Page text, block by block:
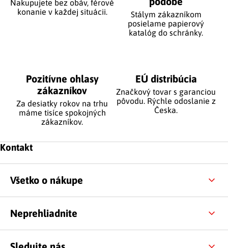
Nakupujete bez obáv, férové
​​konanie v každej situácii.
Stálym zákazníkom
posielame papierový
katalóg do schránky.
Pozitívne ohlasy
zákazníkov
Za desiatky rokov na trhu
máme tisíce spokojných
zákazníkov.
EÚ distribúcia
Značkový tovar s garanciou
pôvodu. Rýchle odoslanie z
Česka.
Zápätie
Kontakt
Všetko o nákupe
Neprehliadnite